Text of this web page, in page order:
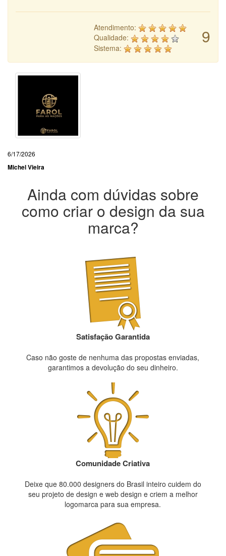
9
Atendimento:
Qualidade:
Sistema:
6/17/2026
Michel Vieira
Ainda com dúvidas sobre
como criar o design da sua
marca?
Satisfação Garantida
Caso não goste de nenhuma das propostas enviadas,
garantimos a devolução do seu dinheiro.
Comunidade Criativa
Deixe que 80.000 designers do Brasil inteiro cuidem do
seu projeto de design e web design e criem a melhor
logomarca para sua empresa.